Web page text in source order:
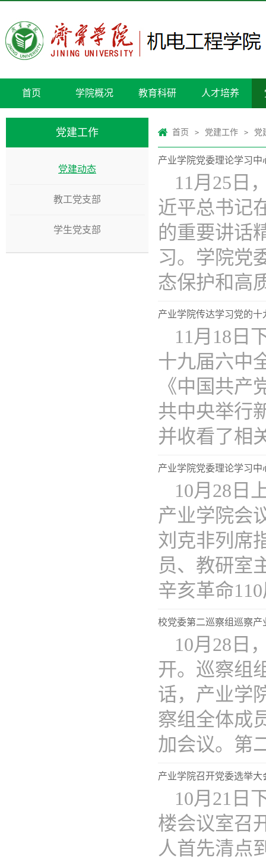
首页 学院概况 教育科研 人才培养
党建工作
党建动态
教工党支部
学生党支部
首页 > 党建工作 > 党
产业学院党委理论学习
11月25日
近平总书记
的重要讲话
习。学院党
态保护和高
产业学院传达学习党的
11月18日
十九届六中
《中国共
共中央举行
并收看了相
产业学院党委理论学习
10月28日
产业学院会
刘克非列席
员、教研室
辛亥革命
校党委第二巡察组巡察
10月28日
开。巡察组
话，产业学
察组全体成
加会议。第
产业学院召开党委选举大
10月21日
楼会议室召
人首先清点